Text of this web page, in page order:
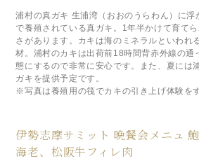
浦村の真ガキ 生浦湾（おおのうらわん）に浮
で養殖されている真ガキ。1年半かけて育て
さがあります。カキは海のミネラルといわれ
材。浦村のカキは出荷前18時間背赤外線の通
態にするので非常に安心です。また、夏には
ガキを提供予定です。
※写真は養殖用の筏でカキの引き上げ体験を
伊勢志摩サミット 晩餐会メニュ
海老、松阪牛フィレ肉